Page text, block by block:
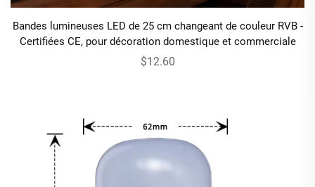
Bandes lumineuses LED de 25 cm changeant de couleur RVB -
Certifiées CE, pour décoration domestique et commerciale
$12.60